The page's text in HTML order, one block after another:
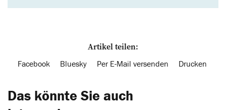
Artikel teilen:
Facebook Bluesky Per E-Mail versenden Drucken
Das könnte Sie auch